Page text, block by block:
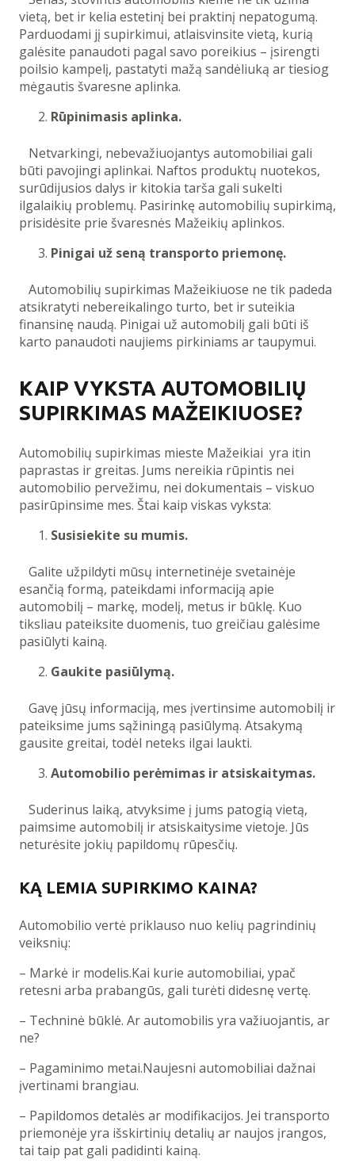
vietą, bet ir kelia estetinį bei praktinį nepatogumą.
Parduodami jį supirkimui, atlaisvinsite vietą, kurią
galėsite panaudoti pagal savo poreikius – įsirengti
poilsio kampelį, pastatyti mažą sandėliuką ar tiesiog
mėgautis švaresne aplinka.
Rūpinimasis aplinka.
Netvarkingi, nebevažiuojantys automobiliai gali
būti pavojingi aplinkai. Naftos produktų nuotekos,
surūdijusios dalys ir kitokia tarša gali sukelti
ilgalaikių problemų. Pasirinkę automobilių supirkimą,
prisidėsite prie švaresnės Mažeikių aplinkos.
Pinigai už seną transporto priemonę.
Automobilių supirkimas Mažeikiuose ne tik padeda
atsikratyti nebereikalingo turto, bet ir suteikia
finansinę naudą. Pinigai už automobilį gali būti iš
karto panaudoti naujiems pirkiniams ar taupymui.
KAIP VYKSTA AUTOMOBILIŲ
SUPIRKIMAS MAŽEIKIUOSE?
Automobilių supirkimas mieste Mažeikiai yra itin
paprastas ir greitas. Jums nereikia rūpintis nei
automobilio pervežimu, nei dokumentais – viskuo
pasirūpinsime mes. Štai kaip viskas vyksta:
Susisiekite su mumis.
Galite užpildyti mūsų internetinėje svetainėje
esančią formą, pateikdami informaciją apie
automobilį – markę, modelį, metus ir būklę. Kuo
tiksliau pateiksite duomenis, tuo greičiau galėsime
pasiūlyti kainą.
Gaukite pasiūlymą.
Gavę jūsų informaciją, mes įvertinsime automobilį ir
pateiksime jums sąžiningą pasiūlymą. Atsakymą
gausite greitai, todėl neteks ilgai laukti.
Automobilio perėmimas ir atsiskaitymas.
Suderinus laiką, atvyksime į jums patogią vietą,
paimsime automobilį ir atsiskaitysime vietoje. Jūs
neturėsite jokių papildomų rūpesčių.
KĄ LEMIA SUPIRKIMO KAINA?
Automobilio vertė priklauso nuo kelių pagrindinių
veiksnių:
– Markė ir modelis.Kai kurie automobiliai, ypač
retesni arba prabangūs, gali turėti didesnę vertę.
– Techninė būklė. Ar automobilis yra važiuojantis, ar
ne?
– Pagaminimo metai.Naujesni automobiliai dažnai
įvertinami brangiau.
– Papildomos detalės ar modifikacijos. Jei transporto
priemonėje yra išskirtinių detalių ar naujos įrangos,
tai taip pat gali padidinti kainą.